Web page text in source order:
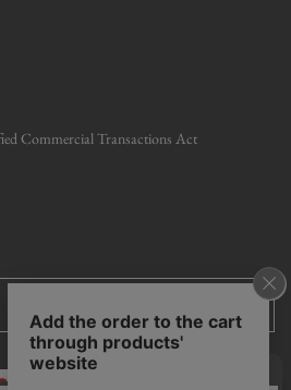
Commercial Transactions Act